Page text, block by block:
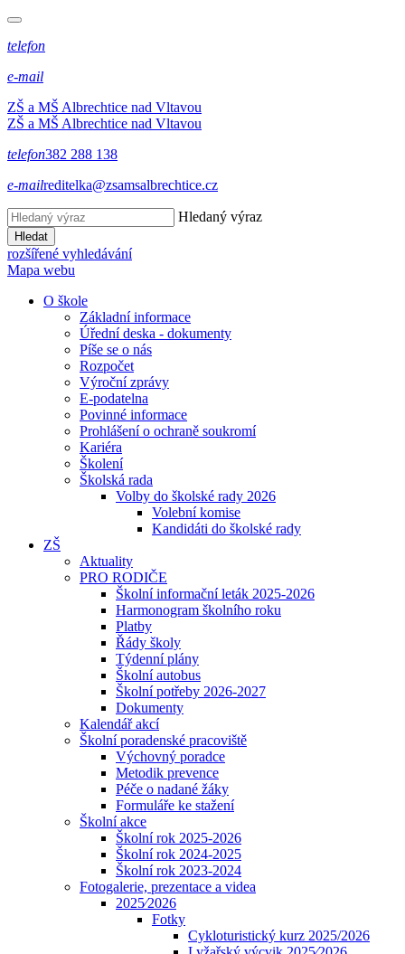
telefon
e-mail
ZŠ a MŠ Albrechtice nad Vltavou
ZŠ a MŠ Albrechtice nad Vltavou
telefon382 288 138
e-mailreditelka@zsamsalbrechtice.cz
Hledaný výraz
Hledat
rozšířené vyhledávání
Mapa webu
O škole
Základní informace
Úřední deska - dokumenty
Píše se o nás
Rozpočet
Výroční zprávy
E-podatelna
Povinné informace
Prohlášení o ochraně soukromí
Kariéra
Školení
Školská rada
Volby do školské rady 2026
Volební komise
Kandidáti do školské rady
ZŠ
Aktuality
PRO RODIČE
Školní informační leták 2025-2026
Harmonogram školního roku
Platby
Řády školy
Týdenní plány
Školní autobus
Školní potřeby 2026-2027
Dokumenty
Kalendář akcí
Školní poradenské pracoviště
Výchovný poradce
Metodik prevence
Péče o nadané žáky
Formuláře ke stažení
Školní akce
Školní rok 2025-2026
Školní rok 2024-2025
Školní rok 2023-2024
Fotogalerie, prezentace a videa
2025⁄2026
Fotky
Cykloturistický kurz 2025/2026